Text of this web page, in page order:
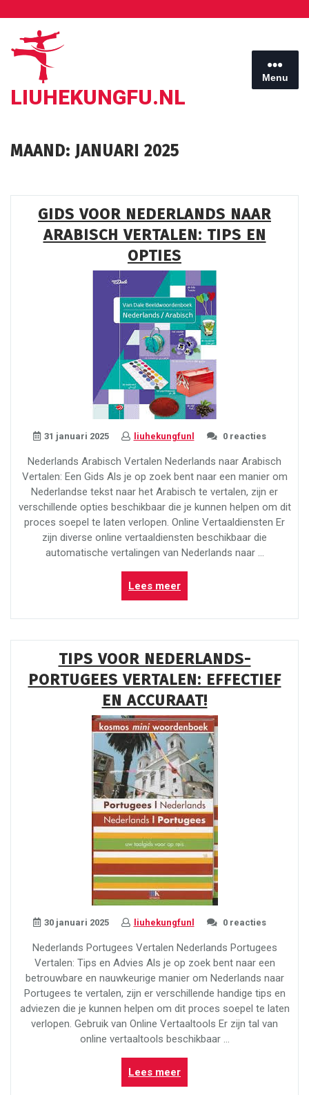
inhoud
LIUHEKUNGFU.NL
Menu
MAAND: JANUARI 2025
GIDS VOOR NEDERLANDS NAAR
ARABISCH VERTALEN: TIPS EN
OPTIES
31 januari 2025 liuhekungfunl 0 reacties
Nederlands Arabisch Vertalen Nederlands naar Arabisch
Vertalen: Een Gids Als je op zoek bent naar een manier om
Nederlandse tekst naar het Arabisch te vertalen, zijn er
verschillende opties beschikbaar die je kunnen helpen om dit
proces soepel te laten verlopen. Online Vertaaldiensten Er
zijn diverse online vertaaldiensten beschikbaar die
automatische vertalingen van Nederlands naar …
Lees meer“Gids
voor
Nederlands
Vertalen:
Tips
en
Opties”
TIPS VOOR NEDERLANDS-
PORTUGEES VERTALEN: EFFECTIEF
EN ACCURAAT!
30 januari 2025 liuhekungfunl 0 reacties
Nederlands Portugees Vertalen Nederlands Portugees
Vertalen: Tips en Advies Als je op zoek bent naar een
betrouwbare en nauwkeurige manier om Nederlands naar
Portugees te vertalen, zijn er verschillende handige tips en
adviezen die je kunnen helpen om dit proces soepel te laten
verlopen. Gebruik van Online Vertaaltools Er zijn tal van
online vertaaltools beschikbaar …
Lees meer“Tips
voor